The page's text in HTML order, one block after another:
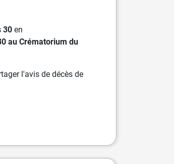
30en
au Crématorium du
l'avis de décès de